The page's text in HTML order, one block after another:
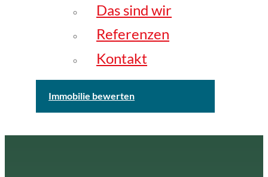
Das sind wir
Referenzen
Kontakt
Immobilie bewerten